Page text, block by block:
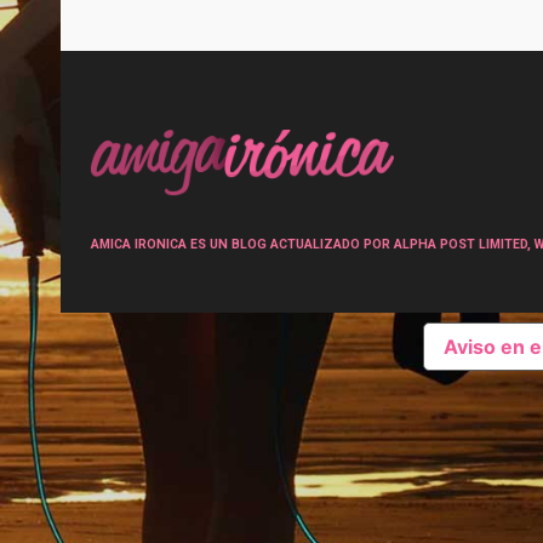
AMICA IRONICA ES UN BLOG ACTUALIZADO POR ALPHA POST
Aviso en